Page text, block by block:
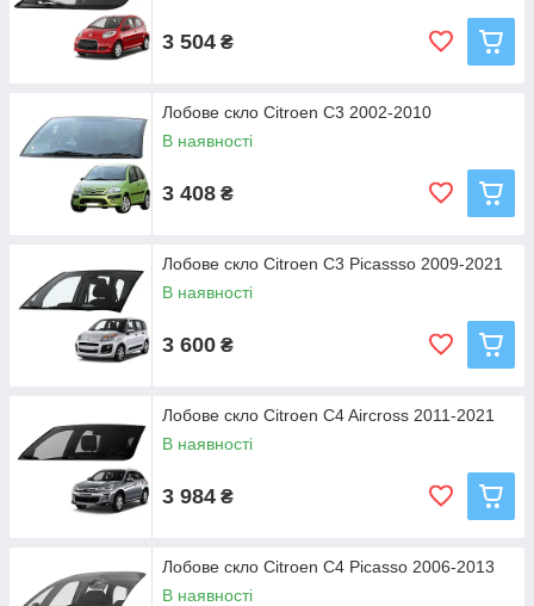
3 504 ₴
Лобове скло Citroen C3 2002-2010
В наявності
3 408 ₴
Лобове скло Citroen C3 Picassso 2009-2021
В наявності
3 600 ₴
Лобове скло Citroen C4 Aircross 2011-2021
В наявності
3 984 ₴
Лобове скло Citroen C4 Picasso 2006-2013
В наявності